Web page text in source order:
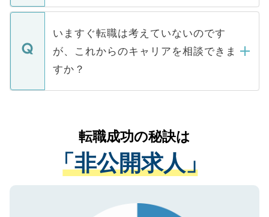
関を公にしてしまうと、応募が殺到する場
に、医療機関が求める条件に合った人材の
みを人材紹介会社に依頼するケースが増え
ています。
定を承諾する必要はありません。内定先へ
の辞退の連絡はキャリアパートナーが行い
ますので、ご安心ください。
個人情報が漏えいすることはありませんの
で、ご安心ください。当サイトからの登録
などで収集したご登録者様の個人情報は、
ご本人のキャリアアップおよび転職活動の
支援を目的に使用いたします。お預かりし
ているすべての個人データはご本人の許可
は、個人情報の取り扱いについての厳密な
管理基準を満たした事業者のみに付与され
る、プライバシーマークを取得済みです。
ご登録いただいた個人情報は、SSL（デー
で、機密保持に関してもご安心ください。
いますぐ転職は考えていないのです
が、これからのキャリアを相談できま
すか？
かがいして、現在の医療機関の状況や紹介
経験をまじえながら、適切なアドバイスを
させていただきます。すぐにご転職をされ
ない方には、長期的なサポートが可能です
ので、まずはご登録ください。
転職成功の秘訣は
「非公開求人」